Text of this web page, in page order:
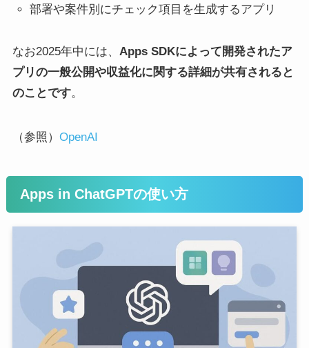
部署や案件別にチェック項目を生成するアプリ
なお2025年中には、 Apps SDKによって開発されたア
プリの一般公開や収益化に関する詳細が共有されると
のことです。
（参照） OpenAI
Apps in ChatGPTの使い方